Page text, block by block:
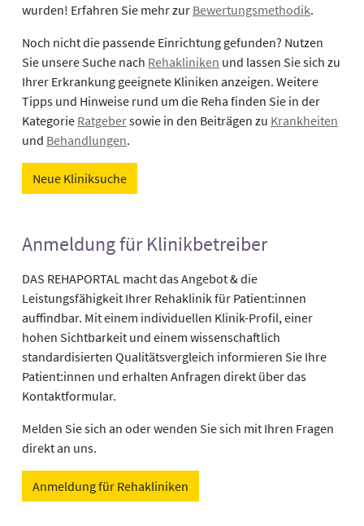
wurden! Erfahren Sie mehr zur Bewertungsmethodik.
Noch nicht die passende Einrichtung gefunden? Nutzen
Sie unsere Suche nach Rehakliniken und lassen Sie sich zu
Ihrer Erkrankung geeignete Kliniken anzeigen. Weitere
Tipps und Hinweise rund um die Reha finden Sie in der
Kategorie Ratgebersowie in den Beiträgen zu Krankheiten
und Behandlungen.
Neue Kliniksuche
Anmeldung für Klinikbetreiber
DAS REHAPORTAL macht das Angebot & die
Leistungsfähigkeit Ihrer Rehaklinik für Patient:innen
auffindbar. Mit einem individuellen Klinik-Profil, einer
hohen Sichtbarkeit und einem wissenschaftlich
standardisierten Qualitätsvergleich informieren Sie Ihre
Patient:innen und erhalten Anfragen direkt über das
Kontaktformular.
Melden Sie sich an oder wenden Sie sich mit Ihren Fragen
direkt an uns.
Anmeldung für Rehakliniken